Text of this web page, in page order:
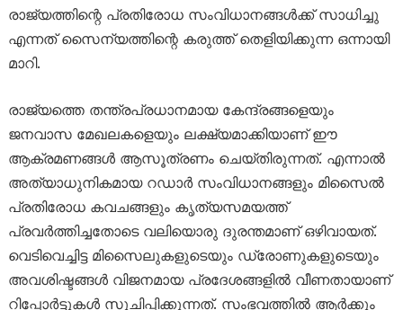
രാജ്യത്തിന്റെ പ്രതിരോധ സംവിധാനങ്ങൾക്ക് സാധിച്ചു
എന്നത് സൈന്യത്തിന്റെ കരുത്ത് തെളിയിക്കുന്ന ഒന്നായി
മാറി.
രാജ്യത്തെ തന്ത്രപ്രധാനമായ കേന്ദ്രങ്ങളെയും
ജനവാസ മേഖലകളെയും ലക്ഷ്യമാക്കിയാണ് ഈ
ആക്രമണങ്ങൾ ആസൂത്രണം ചെയ്തിരുന്നത്. എന്നാൽ
അത്യാധുനികമായ റഡാർ സംവിധാനങ്ങളും മിസൈൽ
പ്രതിരോധ കവചങ്ങളും കൃത്യസമയത്ത്
പ്രവർത്തിച്ചതോടെ വലിയൊരു ദുരന്തമാണ് ഒഴിവായത്.
വെടിവെച്ചിട്ട മിസൈലുകളുടെയും ഡ്രോണുകളുടെയും
അവശിഷ്ടങ്ങൾ വിജനമായ പ്രദേശങ്ങളിൽ വീണതായാണ്
റിപ്പോർട്ടുകൾ സൂചിപ്പിക്കുന്നത്. സംഭവത്തിൽ ആർക്കും